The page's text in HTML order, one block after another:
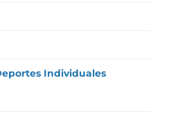
Individuales